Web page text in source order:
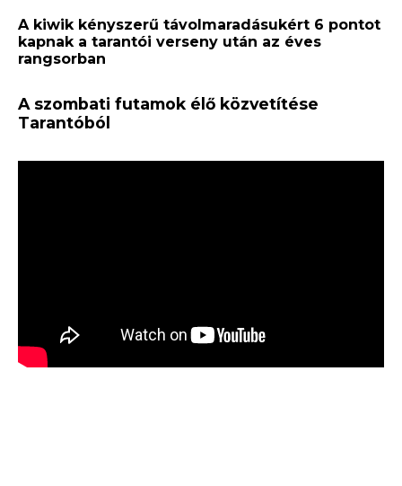
A kiwik kényszerű távolmaradásukért 6 pontot
kapnak a tarantói verseny után az éves
rangsorban
A szombati futamok élő közvetítése
Tarantóból